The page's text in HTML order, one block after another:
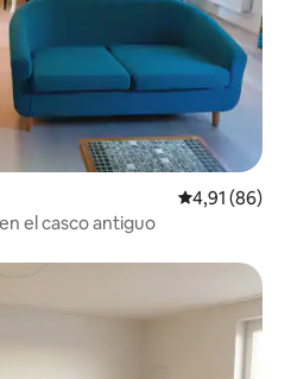
Calificación
4,91 (86)
el casco antiguo